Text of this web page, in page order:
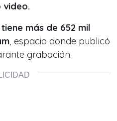
más de 652 mil
, espacio donde publicó
grabación.